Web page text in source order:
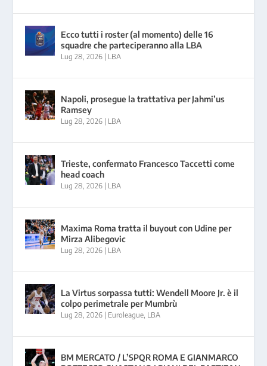
Ecco tutti i roster (al momento) delle 16
squadre che parteciperanno alla LBA
Lug 28, 2026 | LBA
Napoli, prosegue la trattativa per Jahmi’us
Ramsey
Lug 28, 2026 | LBA
Trieste, confermato Francesco Taccetti come
head coach
Lug 28, 2026 | LBA
Maxima Roma tratta il buyout con Udine per
Mirza Alibegovic
Lug 28, 2026 | LBA
La Virtus sorpassa tutti: Wendell Moore Jr. è il
colpo perimetrale per Mumbrù
Lug 28, 2026 | Euroleague, LBA
BM MERCATO / L’SPQR ROMA E GIANMARCO